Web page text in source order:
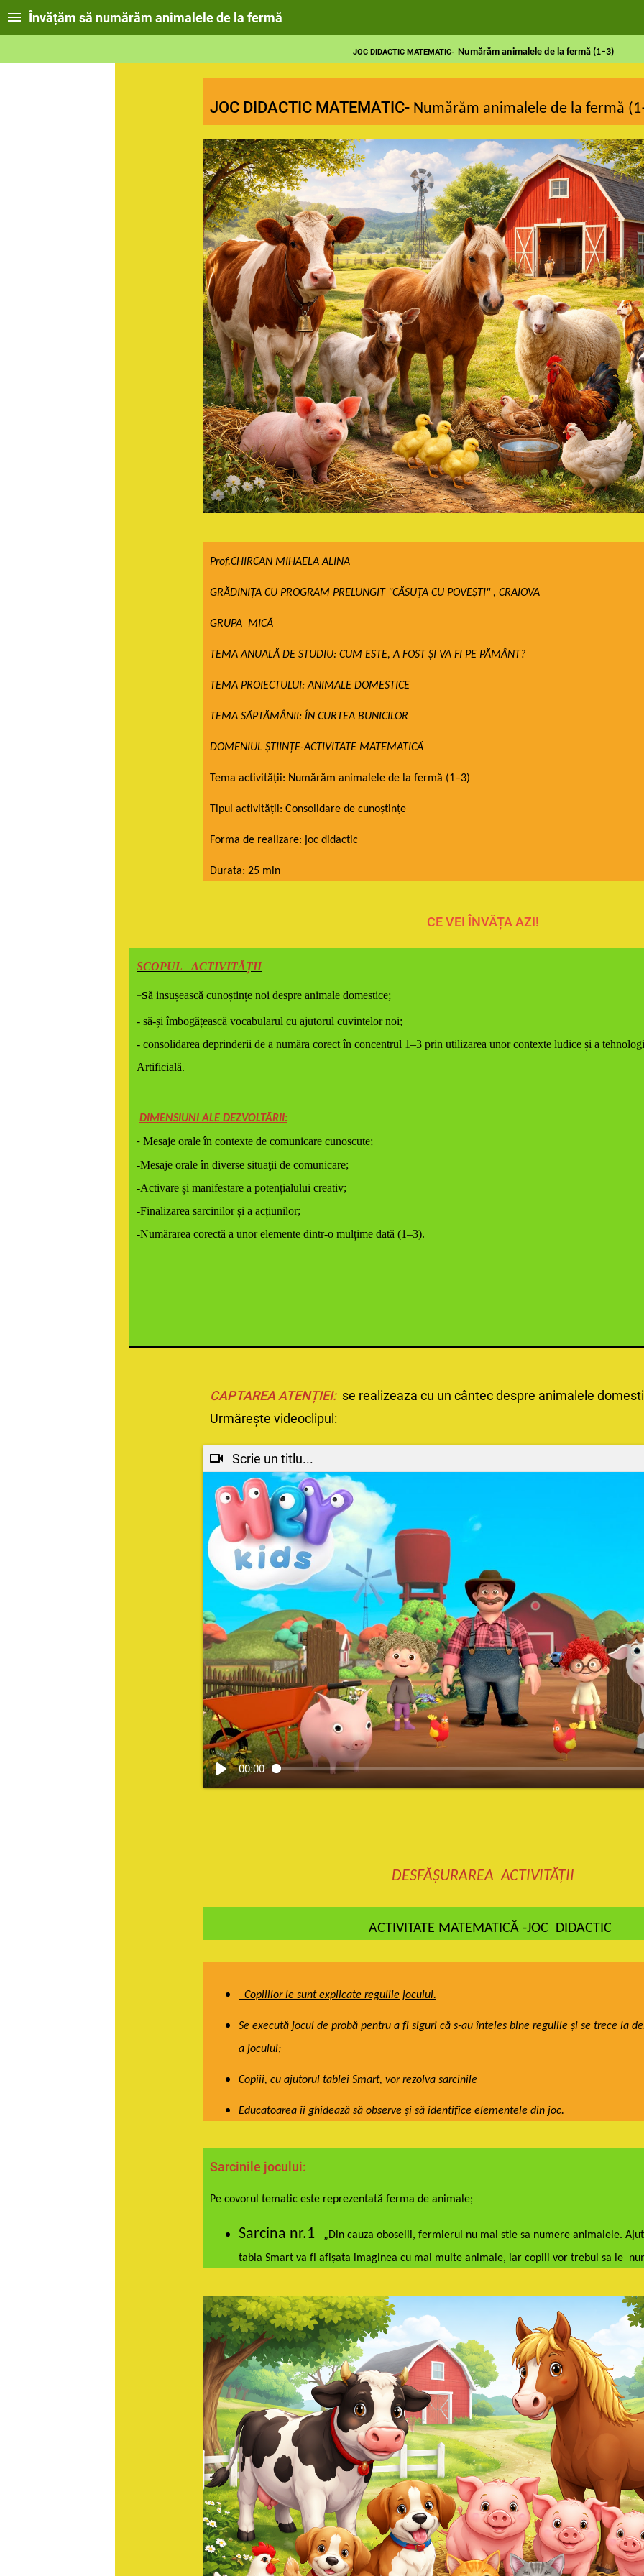
Învățăm să numărăm animalele de la fermă
JOC DIDACTIC MATEMATIC- Numărăm animalele de la fermă (1–3)
JOC DIDACTIC MATEMATIC- Numărăm animalele de la fermă
Prof.CHIRCAN MIHAELA ALINA
GRĂDINIȚA CU PROGRAM PRELUNGIT "CĂSUȚA CU POVEȘTI" , CRAIOVA
GRUPA MICĂ
TEMA ANUALĂ DE STUDIU: CUM ESTE, A FOST ȘI VA FI PE PĂMÂNT?
TEMA PROIECTULUI: ANIMALE DOMESTICE
TEMA SĂPTĂMÂNII: ÎN CURTEA BUNICILOR
DOMENIUL ȘTIINȚE-ACTIVITATE MATEMATICĂ
Tema activității: Numărăm animalele de la fermă (1–3)
Tipul activității: Consolidare de cunoștințe
Forma de realizare: joc didactic
Durata: 25 min
CE VEI ÎNVĂȚA AZI!
SCOPUL ACTIVITĂȚII
-să insușească cunoștințe noi despre animale domestice;
- să-și îmbogățească vocabularul cu ajutorul cuvintelor noi;
- consolidarea deprinderii de a număra corect în concentrul 1–3 prin utilizarea unor contexte ludice și a
Artificială.
DIMENSIUNI ALE DEZVOLTĂRII:
- Mesaje orale în contexte de comunicare cunoscute;
-Mesaje orale în diverse situaţii de comunicare;
-Activare și manifestare a potențialului creativ;
-Finalizarea sarcinilor și a acțiunilor;
-Numărarea corectă a unor elemente dintr-o mulțime dată (1–3).
CAPTAREA ATENȚIEI:se realizeaza cu un cântec despre animalele
Urmărește videoclipul:
Scrie un titlu...
00:00
DESFĂȘURAREA ACTIVITĂȚII
ACTIVITATE MATEMATICĂ -JOC DIDACTIC
Copiiilor le sunt explicate regulile jocului.
Se execută jocul de probă pentru a fi siguri că s-au înteles bine regulile și se trece la
a jocului;
Copiii, cu ajutorul tablei Smart, vor rezolva sarcinile
Educatoarea îi ghidează să observe și să identifice elementele din joc.
Sarcinile jocului:
Pe covorul tematic este reprezentată ferma de animale;
Sarcina nr.1
„Din cauza oboselii, fermierul nu mai stie sa numere animalele.
tabla Smart va fi afișata imaginea cu mai multe animale, iar copiii vor trebui sa le